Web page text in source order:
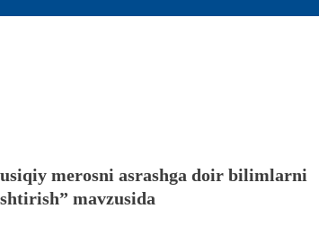
merosni asrashga doir bilimlarni
mavzusida